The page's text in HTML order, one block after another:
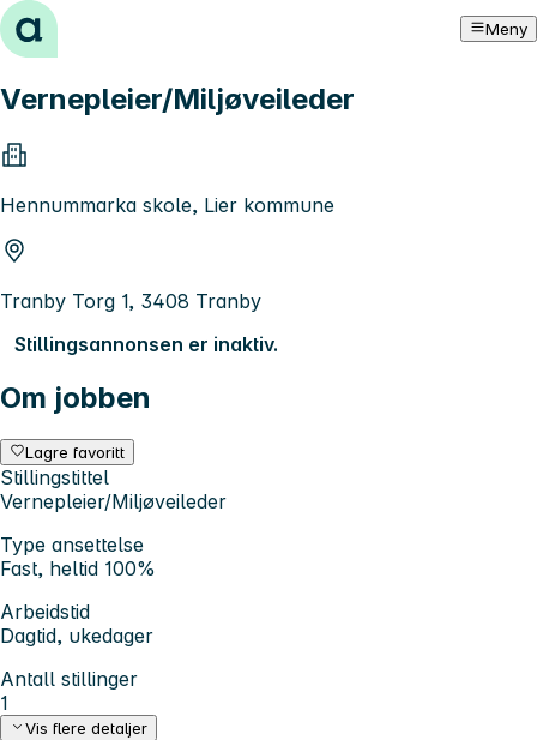
Hopp til innhold Meny
Vernepleier/Miljøveileder
Hennummarka skole, Lier kommune
Tranby Torg 1, 3408 Tranby
Stillingsannonsen er inaktiv.
Om jobben
Lagre favoritt
Stillingstittel
Vernepleier/Miljøveileder
Type ansettelse
Fast, heltid 100%
Arbeidstid
Dagtid, ukedager
Antall stillinger
1
Vis flere detaljer